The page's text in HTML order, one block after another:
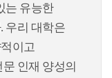
는 유능한
우리 대학은
이고
인재 양성의